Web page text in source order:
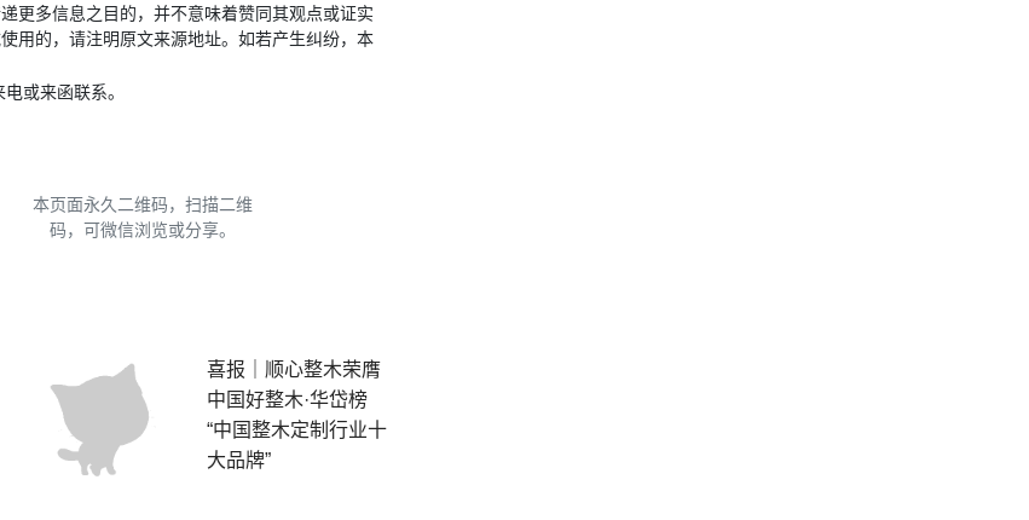
更多信息之目的，并不意味着赞同其观点或证实
用的，请注明原文来源地址。如若产生纠纷，本
或来函联系。
本页面永久二维码，扫描二维
码，可微信浏览或分享。
喜报｜顺心整木荣膺
中国好整木·华岱榜
“中国整木定制行业十
大品牌”